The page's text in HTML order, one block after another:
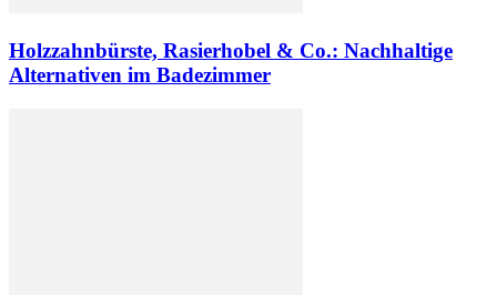
Holzzahnbürste, Rasierhobel & Co.: Nachhaltige
Alternativen im Badezimmer